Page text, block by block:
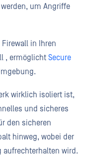
werden, um Angriffe
in Ihren
, ermöglicht Secure
wirklich isoliert ist,
und sicheres
den sicheren
hinweg, wobei der
wird.